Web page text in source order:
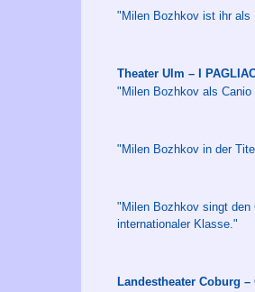
"Milen Bozhkov ist ihr als
Theater Ulm – I
"Milen Bozhkov als
"Milen Bozhkov in der
"Milen Bozhkov singt den
internationaler Klasse."
Landestheater Coburg –